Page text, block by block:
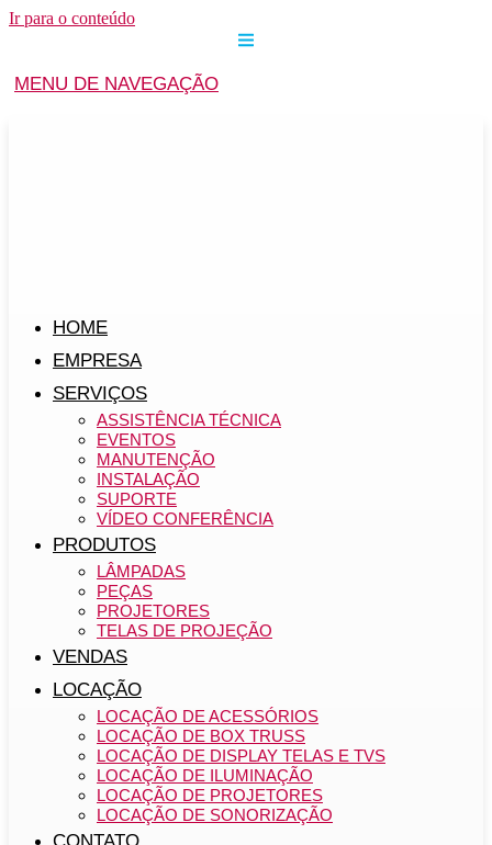
Ir para o conteúdo
MENU DE NAVEGAÇÃO
HOME
EMPRESA
SERVIÇOS
ASSISTÊNCIA TÉCNICA
EVENTOS
MANUTENÇÃO
INSTALAÇÃO
SUPORTE
VÍDEO CONFERÊNCIA
PRODUTOS
LÂMPADAS
PEÇAS
PROJETORES
TELAS DE PROJEÇÃO
VENDAS
LOCAÇÃO
LOCAÇÃO DE ACESSÓRIOS
LOCAÇÃO DE BOX TRUSS
LOCAÇÃO DE DISPLAY TELAS E TVS
LOCAÇÃO DE ILUMINAÇÃO
LOCAÇÃO DE PROJETORES
LOCAÇÃO DE SONORIZAÇÃO